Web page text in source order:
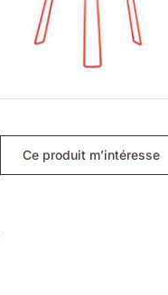
Ce produit m’intéresse